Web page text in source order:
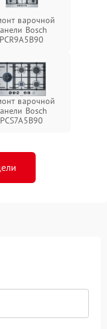
варочной
Bosch
PCR9A5B90
варочной
Bosch
PCS7A5B90